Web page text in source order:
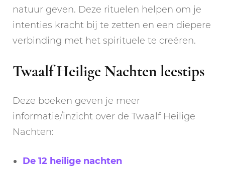
natuur geven. Deze rituelen helpen om je
intenties kracht bij te zetten en een diepere
verbinding met het spirituele te creëren.
Twaalf Heilige Nachten leestips
Deze boeken geven je meer
informatie/inzicht over de Twaalf Heilige
Nachten:
De 12 heilige nachten